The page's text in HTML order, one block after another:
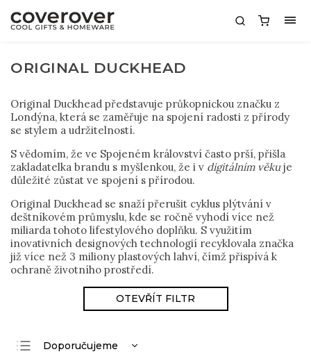
ORIGINAL DUCKHEAD
Original Duckhead představuje průkopnickou značku z
Londýna, která se zaměřuje na spojení radosti z přírody
se stylem a udržitelností.
S vědomím, že ve Spojeném království často prší, přišla
zakladatelka brandu s myšlenkou, že i v digitálním věkuje
důležité zůstat ve spojení s přírodou.
Original Duckhead se snaží přerušit cyklus plýtvání v
deštníkovém průmyslu, kde se ročně vyhodí více než
miliarda tohoto lifestylového doplňku. S využitím
inovativních designových technologií recyklovala značka
již více než 3 miliony plastových lahví, čímž přispívá k
ochraně životního prostředí.
OTEVŘÍT FILTR
Doporučujeme